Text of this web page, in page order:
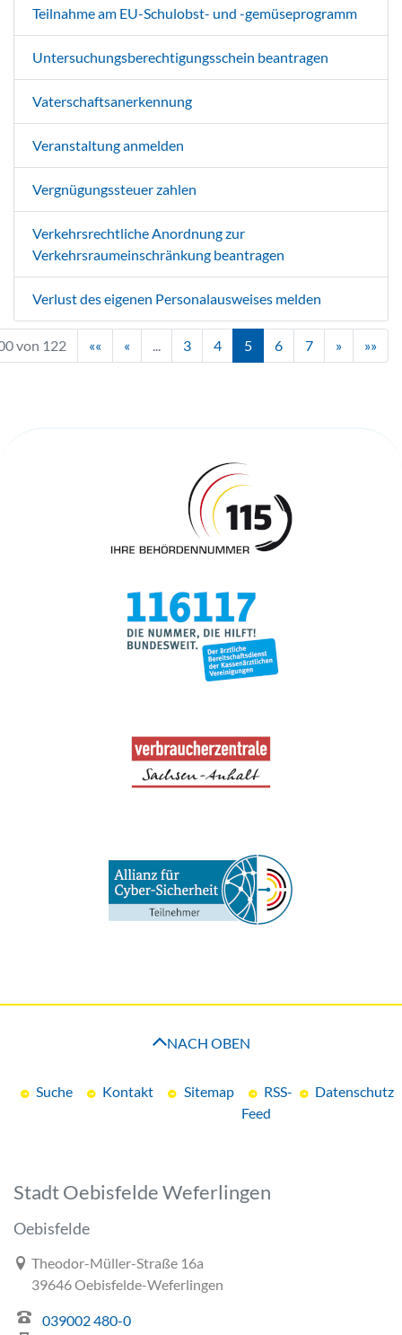
Teilnahme am EU-Schulobst- und -gemüseprogramm
Untersuchungsberechtigungsschein beantragen
Vaterschaftsanerkennung
Veranstaltung anmelden
Vergnügungssteuer zahlen
Verkehrsrechtliche Anordnung zur
Verkehrsraumeinschränkung beantragen
Verlust des eigenen Personalausweises melden
von 122 «« « ... 3 4 5 6 7 » »»
Suche Kontakt Sitemap
RSS-
Feed
Datenschutz
NACH OBEN
Stadt Oebisfelde Weferlingen
Oebisfelde
Link zur Google-Maps Navigation
Theodor-Müller-Straße 16a
39646 Oebisfelde-Weferlingen
039002 480-0